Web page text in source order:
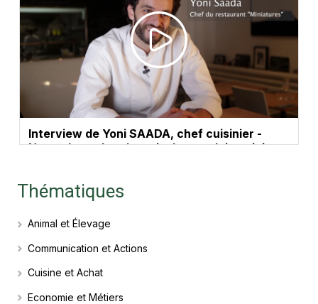
Interview de Yoni SAADA, chef cuisinier -
Novembre, c'est le mois des produits tripiers
Thématiques
Animal et Élevage
Communication et Actions
Cuisine et Achat
Economie et Métiers